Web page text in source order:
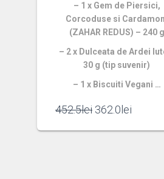
– 1 x Gem de Piersici,
Corcoduse si
(ZAHAR REDUS) – 240 g
– 2 x Dulceata de Ardei
30 g (tip suvenir)
– 1 x Biscuiti Vegani …
452.5lei 362.0 lei